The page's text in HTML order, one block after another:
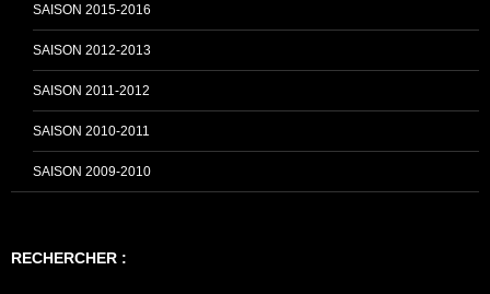
SAISON 2015-2016
SAISON 2012-2013
SAISON 2011-2012
SAISON 2010-2011
SAISON 2009-2010
RECHERCHER :